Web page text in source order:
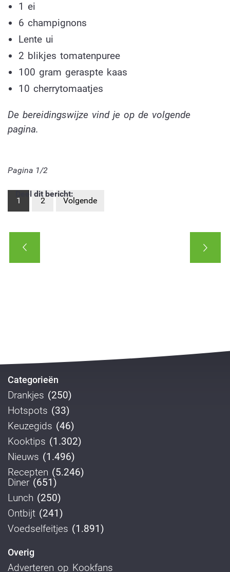
1 ei
6 champignons
Lente ui
2 blikjes tomatenpuree
100 gram geraspte kaas
10 cherrytomaatjes
De bereidingswijze vind je op de volgende
pagina.
Pagina 1/2
1 2 Volgende
Deel dit bericht:
Categorieën
Drankjes (250)
Hotspots (33)
Keuzegids (46)
Kooktips (1.302)
Nieuws (1.496)
Recepten (5.246)
Diner (651)
Lunch (250)
Ontbijt (241)
Voedselfeitjes (1.891)
Overig
Adverteren op Kookfans